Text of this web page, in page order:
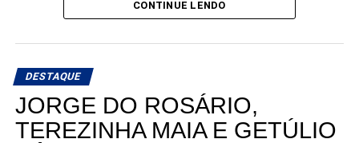
Teoricamente, Kleber Rodrigues e Cinthia, esposa de
Allyson Bezerra, pré-candidato ao Governo do Estado,
votação dentro da nominata.
Com cinco cadeiras consideradas viáveis e uma sexta
dependendo de um desempenho acima do esperado, a
CONTINUE LENDO
DESTAQUE
JORGE DO ROSÁRIO,
TEREZINHA MAIA E GETÚLIO